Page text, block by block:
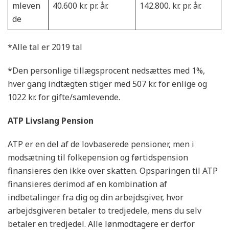
mleven
de
40.600 kr. pr. år. 142.800. kr. pr. år.
*Alle tal er 2019 tal
*Den personlige tillægsprocent nedsættes med 1%,
hver gang indtægten stiger med 507 kr. for enlige og
1022 kr. for gifte/samlevende.
ATP Livslang Pension
ATP er en del af de lovbaserede pensioner, men i
modsætning til folkepension og førtidspension
finansieres den ikke over skatten. Opsparingen til ATP
finansieres derimod af en kombination af
indbetalinger fra dig og din arbejdsgiver, hvor
arbejdsgiveren betaler to tredjedele, mens du selv
betaler en tredjedel. Alle lønmodtagere er derfor